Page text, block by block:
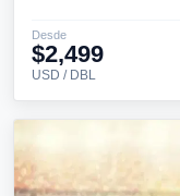
Desde
$2,499
USD / DBL